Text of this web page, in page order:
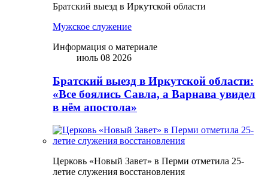
Братский выезд в Иркутской области
Мужское служение
Информация о материале
июль 08 2026
Братский выезд в Иркутской области:
«Все боялись Савла, а Варнава увидел
в нём апостола»
Церковь «Новый Завет» в Перми отметила 25-
летие служения восстановления